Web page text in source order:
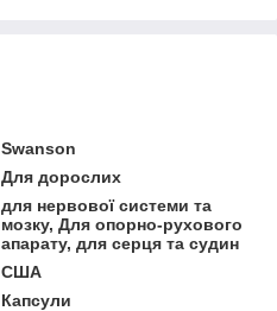
Swanson
Для дорослих
для нервової системи та
мозку, Для опорно-рухового
апарату, для серця та судин
США
Капсули